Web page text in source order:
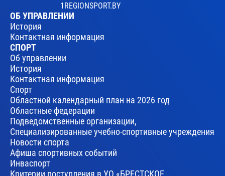
1REGIONSPORT.BY
ОБ УПРАВЛЕНИИ
История
Контактная информация
СПОРТ
Об управлении
История
Контактная информация
Спорт
Областной календарный план на 2026 год
Областные федерации
Подведомственные организации,
Специализированные учебно-спортивные учреждения
Новости спорта
Афиша спортивных событий
Инваспорт
Критерии поступления в УО «БРЕСТСКОЕ